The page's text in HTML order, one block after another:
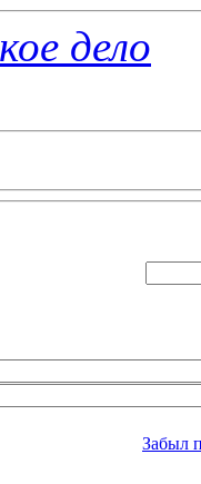
дело
Забыл